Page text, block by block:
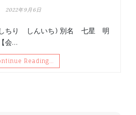
2022年9月6日
しちり しんいち) 別名 七星 明
会…
Reading…